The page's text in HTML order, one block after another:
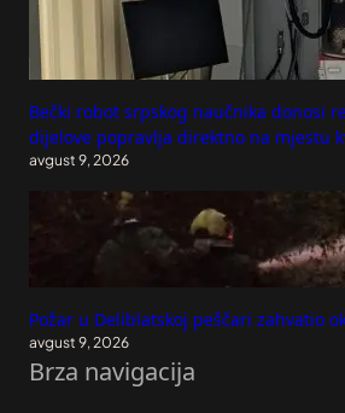
Bečki robot srpskog naučnika donosi
dijelove popravlja direktno na mjestu
avgust 9, 2026
Požar u Deliblatskoj peščari zahvatio
avgust 9, 2026
Brza navigacija